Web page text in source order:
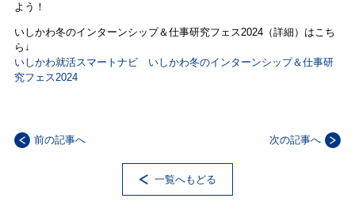
よう！
いしかわ冬のインターンシップ＆仕事研究フェス2024（詳細）はこち
ら↓
いしかわ就活スマートナビ いしかわ冬のインターンシップ＆仕事研
究フェス2024
前の記事へ 次の記事へ
一覧へもどる